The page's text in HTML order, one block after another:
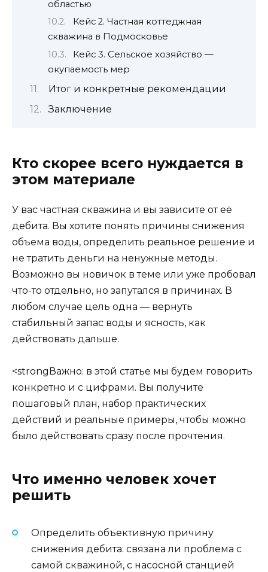
областью
Кейс 2. Частная коттеджная
скважина в Подмосковье
Кейс 3. Сельское хозяйство —
окупаемость мер
Итог и конкретные рекомендации
Заключение
Кто скорее всего нуждается в
этом материале
У вас частная скважина и вы зависите от её
дебита. Вы хотите понять причины снижения
объема воды, определить реальное решение и
не тратить деньги на ненужные методы.
Возможно вы новичок в теме или уже пробовал
что-то отдельно, но запутался в причинах. В
любом случае цель одна — вернуть
стабильный запас воды и ясность, как
действовать дальше.
<strongВажно: в этой статье мы будем говорить
конкретно и с цифрами. Вы получите
пошаговый план, набор практических
действий и реальные примеры, чтобы можно
было действовать сразу после прочтения.
Что именно человек хочет
решить
Определить объективную причину
снижения дебита: связана ли проблема с
самой скважиной, с насосной станцией